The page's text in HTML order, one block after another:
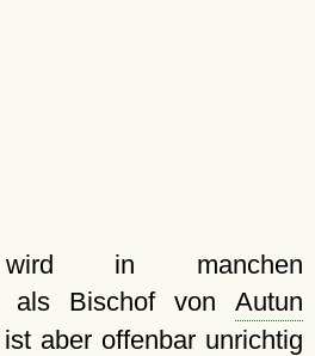
wird in manchen
als Bischof von Autun
aber offenbar unrichtig